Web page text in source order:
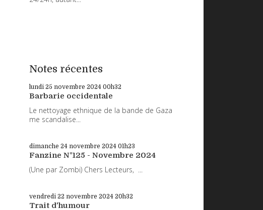
Notes récentes
lundi 25 novembre 2024 00h32
Barbarie occidentale
Le nettoyage ethnique de la bande de Gaza
me scandalise...
dimanche 24 novembre 2024 01h23
Fanzine N°125 - Novembre 2024
(Une par Zombi) Chers Lecteurs, ...
vendredi 22 novembre 2024 20h32
Trait d'humour